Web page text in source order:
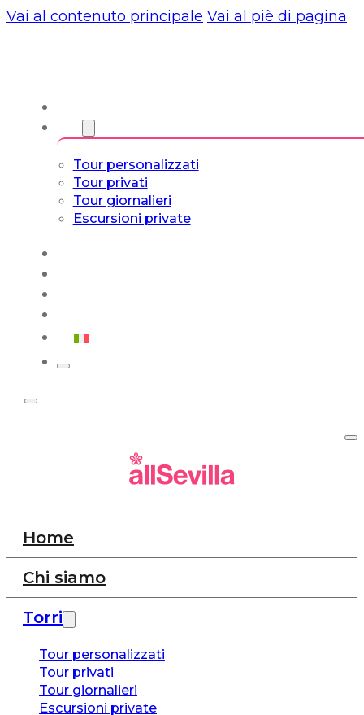
Vai al contenuto principale Vai al piè di pagina
Tour personalizzati
Tour privati
Tour giornalieri
Escursioni private
Home
Chi siamo
Torri
Tour personalizzati
Tour privati
Tour giornalieri
Escursioni private